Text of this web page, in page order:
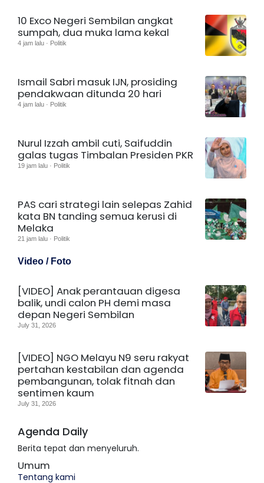
10 Exco Negeri Sembilan angkat
sumpah, dua muka lama kekal
4 jam lalu · Politik
Ismail Sabri masuk IJN, prosiding
pendakwaan ditunda 20 hari
4 jam lalu · Politik
Nurul Izzah ambil cuti, Saifuddin
galas tugas Timbalan Presiden PKR
19 jam lalu · Politik
PAS cari strategi lain selepas Zahid
kata BN tanding semua kerusi di
Melaka
21 jam lalu · Politik
Video / Foto
[VIDEO] Anak perantauan digesa
balik, undi calon PH demi masa
depan Negeri Sembilan
July 31, 2026
[VIDEO] NGO Melayu N9 seru rakyat
pertahan kestabilan dan agenda
pembangunan, tolak fitnah dan
sentimen kaum
July 31, 2026
Agenda Daily
Berita tepat dan menyeluruh.
Umum
Tentang kami